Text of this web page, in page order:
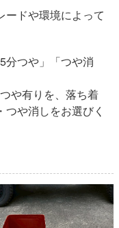
ードや環境によって
分つや」「つや消
や有りを、落ち着
や消しをお選びく